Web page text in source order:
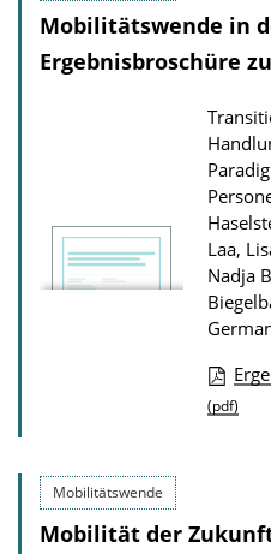
s
c
a
i
o
n
D
o
w
n
l
o
Mobilitätswende in
Ergebnisbroschüre
Laa,
Nadja
P
i
(pdf)
Mobilitätswende
Mobilität der